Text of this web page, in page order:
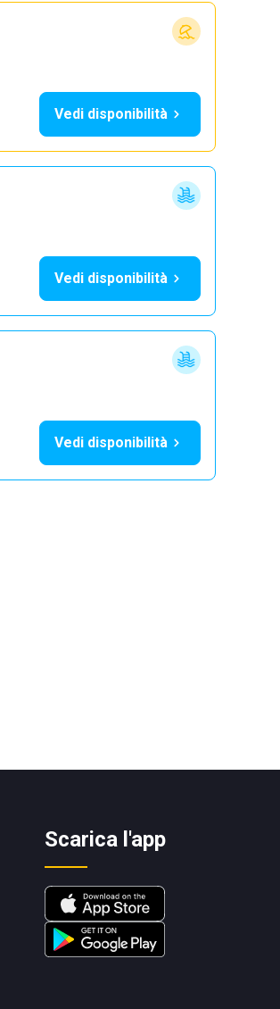
Vedi disponibilità
Vedi disponibilità
Vedi disponibilità
Scarica l'app